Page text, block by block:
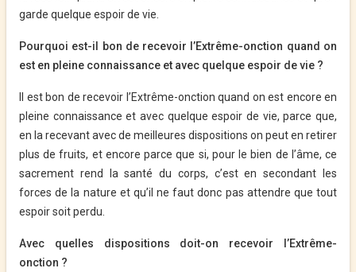
garde quelque espoir de vie.
Pourquoi est-il bon de recevoir l’Extrême-onction quand on
est en pleine connaissance et avec quelque espoir de vie ?
Il est bon de recevoir l’Extrême-onction quand on est encore en
pleine connaissance et avec quelque espoir de vie, parce que,
en la recevant avec de meilleures dispositions on peut en retirer
plus de fruits, et encore parce que si, pour le bien de l’âme, ce
sacrement rend la santé du corps, c’est en secondant les
forces de la nature et qu’il ne faut donc pas attendre que tout
espoir soit perdu.
Avec quelles dispositions doit-on recevoir l’Extrême-
onction ?